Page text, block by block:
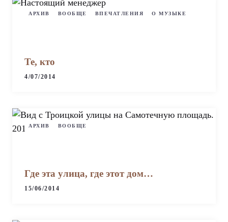
АРХИВ ВООБЩЕ ВПЕЧАТЛЕНИЯ О МУЗЫКЕ
Те, кто
4/07/2014
АРХИВ ВООБЩЕ
Где эта улица, где этот дом…
15/06/2014